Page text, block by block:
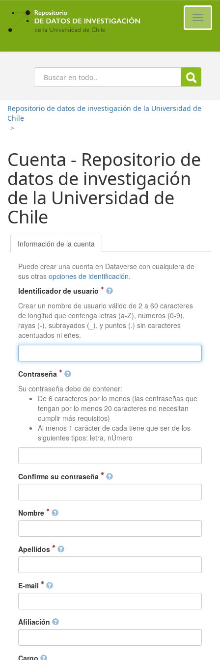
Ir
contenido
principal
Buscar
Repositorio de datos de investigación de la Universidad de
Chile
>
Cuenta - Repositorio de
datos de investigación
de la Universidad de
Chile
Información de la cuenta
Puede crear una cuenta en Dataverse con cualquiera de
sus otrasopciones de identificación.
Identificador de usuario
Crear un nombre de usuario válido de 2 a 60 caracteres
de longitud que contenga letras (a-Z), números (0-9),
rayas (-), subrayados (_), y puntos (.) sin caracteres
acentuados ni eñes.
Contraseña
Su contraseña debe de contener:
De 6 caracteres por lo menos (las contraseñas que
tengan por lo menos 20 caracteres no necesitan
cumplir más requisitos)
Al menos 1 carácter de cada tiene que ser de los
siguientes tipos: letra, nÚmero
Confirme su contraseña
Nombre
Apellidos
E-mail
Afiliación
Cargo